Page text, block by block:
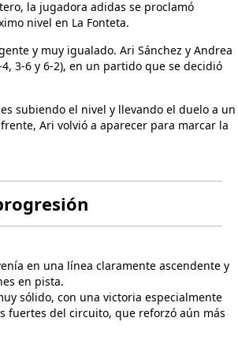
la jugadora adidas se proclamó
nivel en La Fonteta.
y muy igualado. Ari Sánchez y Andrea
3-6 y 6-2), en un partido que se decidió
subiendo el nivel y llevando el duelo a un
Ari volvió a aparecer para marcar la
en una línea claramente ascendente y
en pista.
sólido, con una victoria especialmente
fuertes del circuito, que reforzó aún más